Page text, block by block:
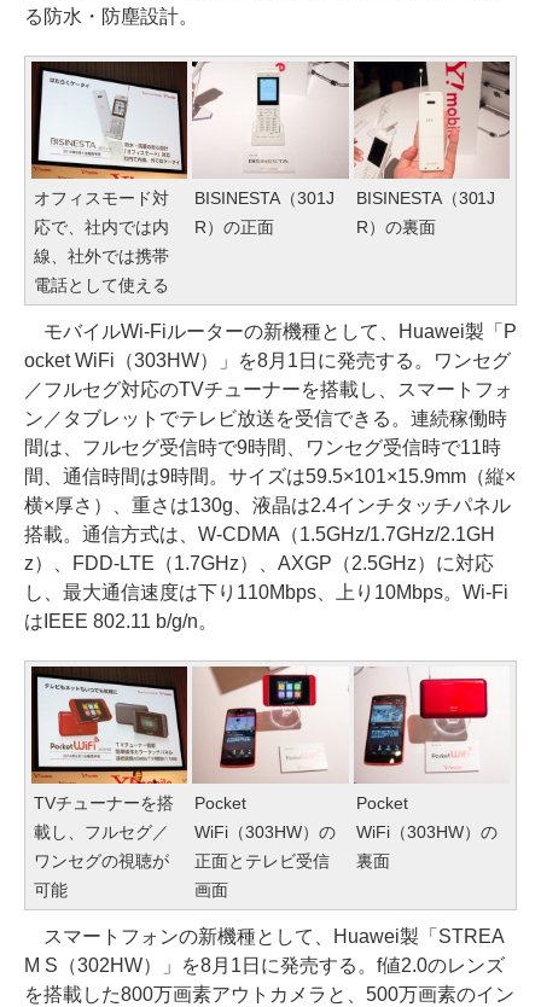
る防水・防塵設計。
オフィスモード対
応で、社内では内
線、社外では携帯
電話として使える
BISINESTA（301J
R）の正面
BISINESTA（301J
R）の裏面
モバイルWi-Fiルーターの新機種として、Huawei製「P
ocket WiFi（303HW）」を8月1日に発売する。ワンセグ
／フルセグ対応のTVチューナーを搭載し、スマートフォ
ン／タブレットでテレビ放送を受信できる。連続稼働時
間は、フルセグ受信時で9時間、ワンセグ受信時で11時
間、通信時間は9時間。サイズは59.5×101×15.9mm（縦×
横×厚さ）、重さは130g、液晶は2.4インチタッチパネル
搭載。通信方式は、W-CDMA（1.5GHz/1.7GHz/2.1GH
z）、FDD-LTE（1.7GHz）、AXGP（2.5GHz）に対応
し、最大通信速度は下り110Mbps、上り10Mbps。Wi-Fi
はIEEE 802.11 b/g/n。
TVチューナーを搭
載し、フルセグ／
ワンセグの視聴が
可能
Pocket
WiFi（303HW）の
正面とテレビ受信
画面
Pocket
WiFi（303HW）の
裏面
スマートフォンの新機種として、Huawei製「STREA
M S（302HW）」を8月1日に発売する。f値2.0のレンズ
を搭載した800万画素アウトカメラと、500万画素のイン